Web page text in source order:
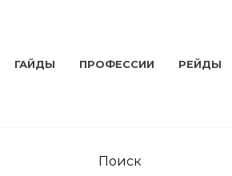
ГАЙДЫ ПРОФЕССИИ РЕЙДЫ
Поиск